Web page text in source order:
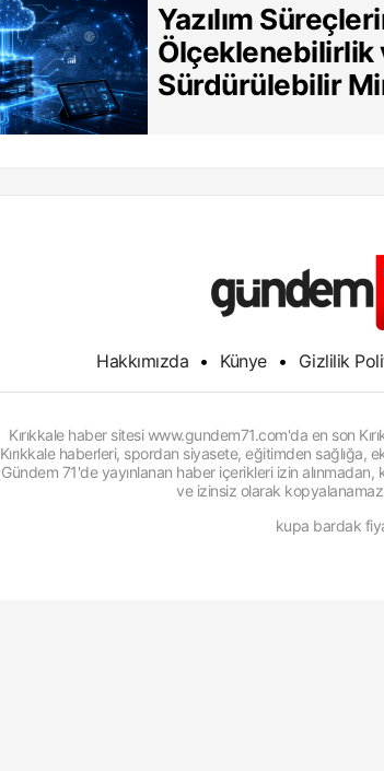
Yazılım
Ölçeklenebilirlik
Sürdürülebilir
Hakkımızda • Künye • Gizlilik
Kırıkkale haber sitesi www.gundem71.com'da en son
Kırıkkale haberleri, spordan siyasete, eğitimden
Gündem 71'de yayınlanan haber içerikleri izin
ve izinsiz olarak
kupa bardak